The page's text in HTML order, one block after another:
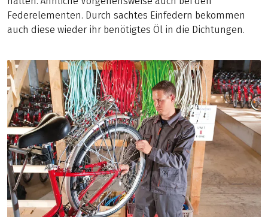
Federelementen. Durch sachtes Einfedern bekommen
auch diese wieder ihr benötigtes Öl in die Dichtungen.